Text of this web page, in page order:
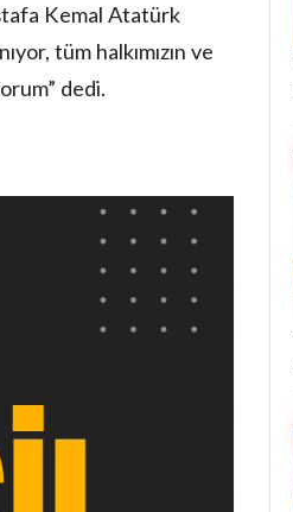
Kemal Atatürk
tüm halkımızın ve
dedi.